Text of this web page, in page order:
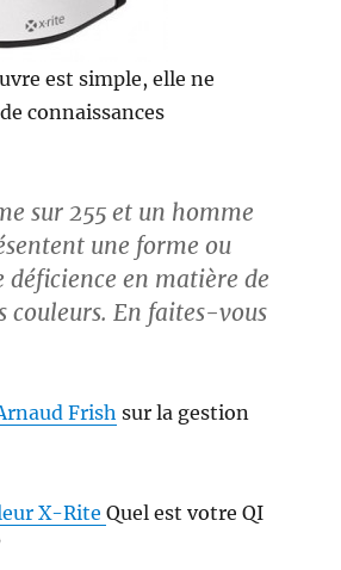
est simple, elle ne
connaissances
sur 255 et un homme
une forme ou
déficience en matière de
couleurs. En faites-vous
Frish sur la gestion
X-RiteQuel est votre QI